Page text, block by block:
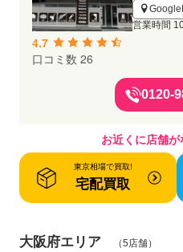
営業時間
4.7
口コミ数 26
0120-
お近くに店舗が
東京相場で買取!
宅配買取
大阪府エリア （5店舗）